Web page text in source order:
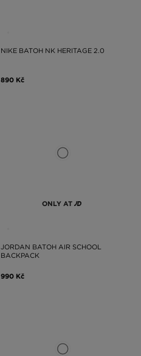
NIKE BATOH NK HERITAGE 2.0
890 Kč
ONLY AT
JORDAN BATOH AIR SCHOOL
BACKPACK
990 Kč